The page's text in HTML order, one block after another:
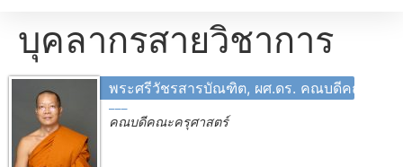
บุคลากรสายวิชาการ
พระศรีวัชรสารบัณฑิต, ผศ.ดร. คณบดีคณะครุศ
คณบดีคณะครุศาสตร์